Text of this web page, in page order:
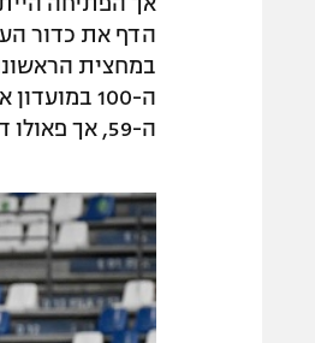
הדף את כדור
ה-59, אך פאולו דיבאלה סגר את הסיפור בדקה ה-46. הפער בין המקום הרביעי נשמר על נקודה.